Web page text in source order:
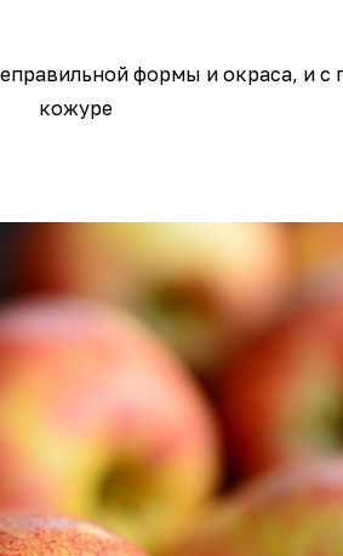
формы и окраса, и с
кожуре